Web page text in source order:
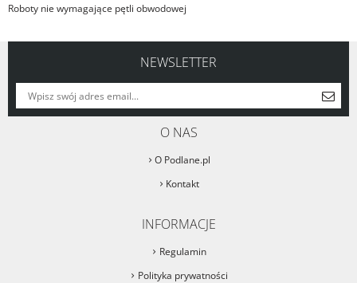
Roboty nie wymagające pętli obwodowej
NEWSLETTER
O NAS
O Podlane.pl
Kontakt
INFORMACJE
Regulamin
Polityka prywatności